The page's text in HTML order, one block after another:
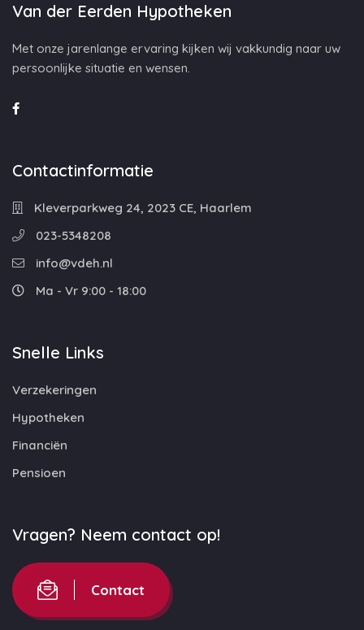
Van der Eerden Hypotheken
Met onze jarenlange ervaring kijken wij vakkundig naar uw
persoonlijke situatie en wensen.
Contactinformatie
Kleverparkweg 24, 2023 CE, Haarlem
023-5348208
info@vdeh.nl
Ma - Vr 9:00 - 18:00
Snelle Links
Verzekeringen
Hypotheken
Financiën
Pensioen
Vragen? Neem contact op!
Contact